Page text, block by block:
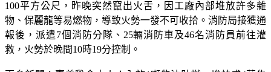
物、保麗龍等易燃物，導致火勢一發不可收拾。消防局接獲通
報後，派遣7個消防分隊、25輛消防車及46名消防員前往灌
救，火勢於晚間10時19分控制。